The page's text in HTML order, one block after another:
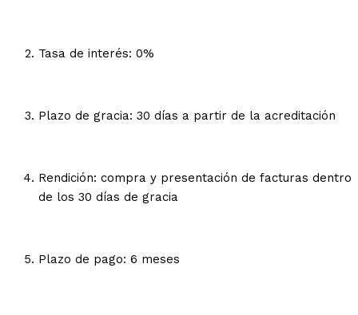
Tasa de interés: 0%
Plazo de gracia: 30 días a partir de la acreditación
Rendición: compra y presentación de facturas dentro
de los 30 días de gracia
Plazo de pago: 6 meses